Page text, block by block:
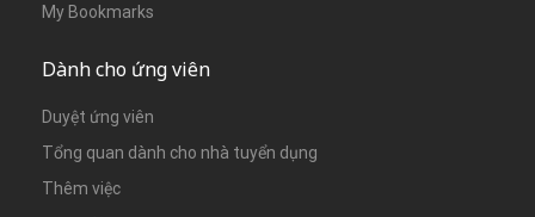
My Bookmarks
Dành cho ứng viên
Duyệt ứng viên
Tổng quan dành cho nhà tuyển dụng
Thêm việc